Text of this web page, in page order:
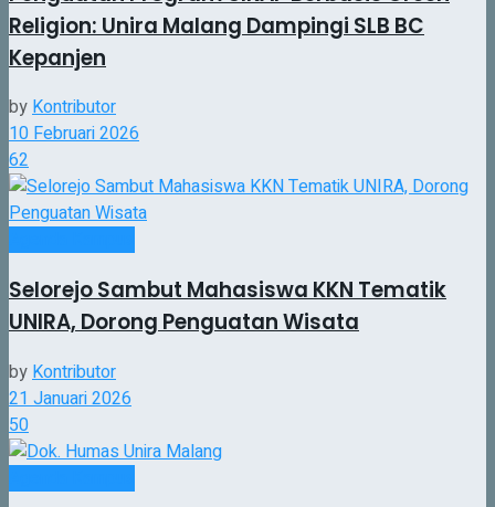
Religion: Unira Malang Dampingi SLB BC
Kepanjen
byKontributor
10 Februari 2026
62
Selorejo Sambut Mahasiswa KKN Tematik
UNIRA, Dorong Penguatan Wisata
by Kontributor
21 Januari 2026
50